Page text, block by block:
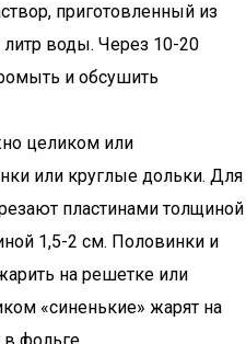
приготовленный из
воды. Через 10-20
и обсушить
целиком или
или круглые дольки. Для
пластинами толщиной
1,5-2 см. Половинки и
на решетке или
«синенькие» жарят на